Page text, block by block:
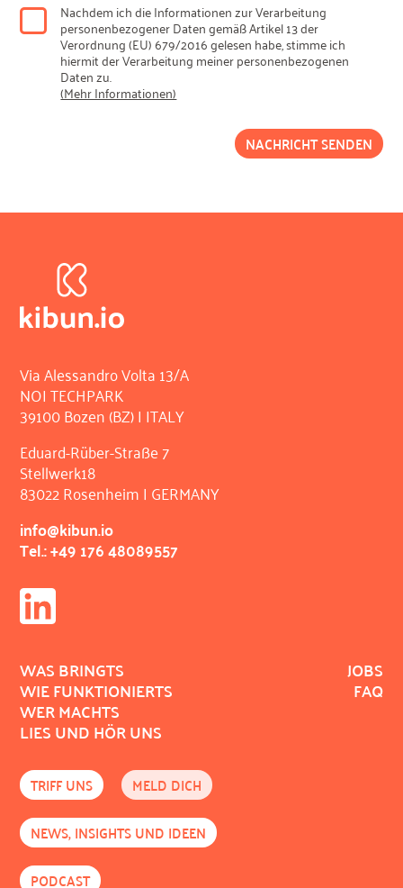
Nachdem ich die Informationen zur Verarbeitung
personenbezogener Daten gemäß Artikel 13 der
Verordnung (EU) 679/2016 gelesen habe, stimme ich
hiermit der Verarbeitung meiner personenbezogenen
Daten zu.
(Mehr Informationen)
NACHRICHT SENDEN
Via Alessandro Volta 13/A
NOI TECHPARK
39100 Bozen (BZ) | ITALY
Eduard-Rüber-Straße 7
Stellwerk18
83022 Rosenheim | GERMANY
info@kibun.io
Tel.: +49 176 48089557
WAS BRINGTS
WIE FUNKTIONIERTS
WER MACHTS
LIES UND HÖR UNS
JOBS
FAQ
TRIFF UNS
MELD DICH
NEWS, INSIGHTS UND IDEEN
PODCAST